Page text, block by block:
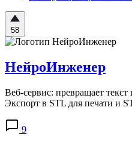
58
НейроИнженер
Веб-сервис: превращает
Экспорт в STL для печати и
9